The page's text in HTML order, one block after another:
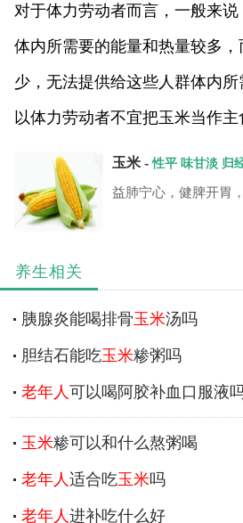
对于体力劳动者而言，一般来说
体内所需要的能量和热量较多
少，无法提供给这些人群体内
以体力劳动者不宜把玉米当作主
玉米 -性平 味甘淡 归
益肺宁心，健脾开胃
养生相关
胰腺炎能喝排骨玉米汤吗
胆结石能吃玉米糁粥吗
老年人可以喝阿胶补血口服液
玉米糁可以和什么熬粥喝
老年人适合吃玉米吗
老年人进补吃什么好